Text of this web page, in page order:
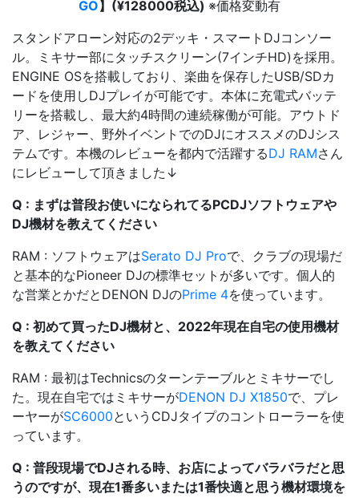
GO】(¥128000税込) ※価格変動有
スタンドアローン対応の2デッキ・スマートDJコンソー
ル。ミキサー部にタッチスクリーン(7インチHD)を採用。
ENGINE OSを搭載しており、楽曲を保存したUSB/SDカ
ードを使用しDJプレイが可能です。本体に充電式バッテ
リーを搭載し、最大約4時間の連続稼働が可能。アウトド
ア、レジャー、野外イベントでのDJにオススメのDJシス
テムです。本機のレビューを都内で活躍するDJ RAMさん
にレビューして頂きました↓
Q : まずは普段お使いになられてるPCDJソフトウェアや
DJ機材を教えてください
RAM : ソフトウェアはSerato DJ Proで、クラブの現場だ
と基本的なPioneer DJの標準セットが多いです。個人的
な営業とかだとDENON DJのPrime 4を使っています。
Q : 初めて買ったDJ機材と、2022年現在自宅の使用機材
を教えてください
RAM : 最初はTechnicsのターンテーブルとミキサーでし
た。現在自宅ではミキサーがDENON DJ X1850で、プレ
ーヤーがSC6000というCDJタイプのコントローラーを使
っています。
Q : 普段現場でDJされる時、お店によってバラバラだと思
うのですが、現在1番多いまたは1番快適と思う機材環境を